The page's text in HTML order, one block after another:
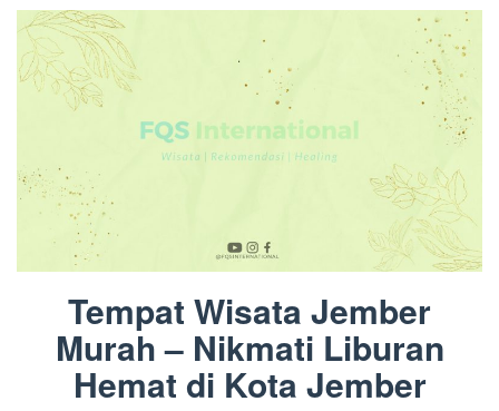
Tempat Wisata Jember
Murah – Nikmati Liburan
Hemat di Kota Jember